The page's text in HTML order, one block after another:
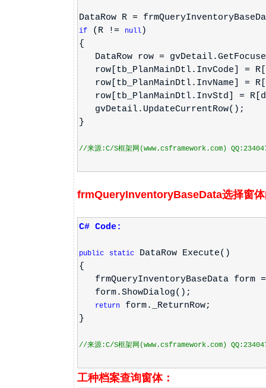
DataRow R =
if (R != null )
{
DataRow row =
row[tb_PlanMainDtl.InvCode] =
row[tb_PlanMainDtl.InvName] =
row[tb_PlanMainDtl.InvStd] =
gvDetail.UpdateCurrentRow();
}
//来源:C/S框架网(www.csframework.com)
frmQueryInventoryBaseData选择窗体
C# Code:
public static
DataRow Execute()
{
frmQueryInventoryBaseData form
form.ShowDialog();
return
form._ReturnRow;
}
//来源:C/S框架网(www.csframework.com)
工种档案查询窗体：